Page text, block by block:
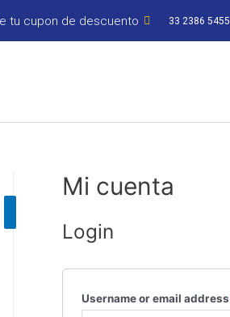
tu cupon de descuento 33 2386 5455
Mi cuenta
Login
Username or email address